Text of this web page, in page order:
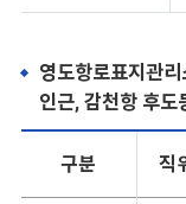
영도항로표지관
인근, 감천항 후도
구분 직